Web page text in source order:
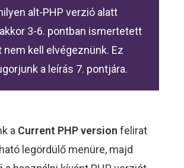
alt-PHP verzió alatt
3-6. pontban ismertetett
nem kell elvégeznünk. Ez
a leírás 7. pontjára.
a Current PHP version felirat
legördülő menüre, majd